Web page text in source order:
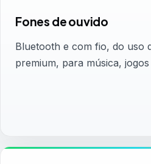
Fones de ouvido
Bluetooth e com fio, do uso
premium, para música,